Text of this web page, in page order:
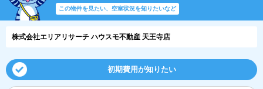
この物件を見たい、空室状況を知りたいなど
株式会社エリアリサーチ ハウスモ不動産 天王寺店
初期費用が知りたい